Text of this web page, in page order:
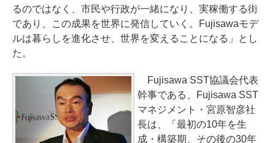
るのではなく、市民や行政が一緒になり、実稼働する街
であり、この成果を世界に発信していく。Fujisawaモデ
ルは暮らしを進化させ、世界を変えることになる」とし
た。
Fujisawa SST協議会代表
幹事である、Fujisawa SST
マネジメント・宮原智彦社
長は、「最初の10年を生
成・構築期、その後の30年